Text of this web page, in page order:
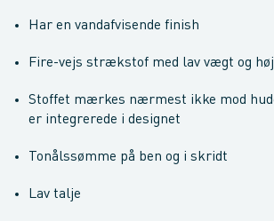
Har en vandafvisende finish
Fire-vejs strækstof med lav vægt og
Stoffet mærkes nærmest ikke mod
er integrerede i designet
Tonålssømme på ben og i skridt
Lav talje